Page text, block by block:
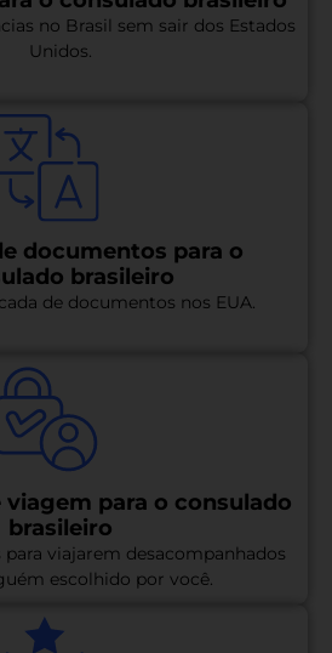
no Brasil sem sair dos Estados
Unidos.
documentos para o
brasileiro
de documentos nos EUA.
para o consulado
brasileiro
viajarem desacompanhados
escolhido por você.